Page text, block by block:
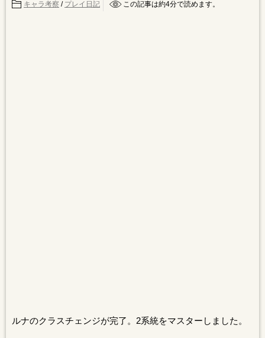
キャラ考察 / プレイ日記 この記事は約4分で読めます。
ルナのクラスチェンジが完了。2系統をマスターしました。